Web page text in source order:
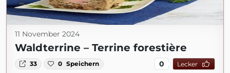
11 November 2024
Waldterrine – Terrine forestière
33 0 Speichern 0 Lecker